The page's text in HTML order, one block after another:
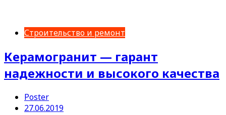
Строительство и ремонт
Керамогранит — гарант
надежности и высокого качества
Poster
27.06.2019